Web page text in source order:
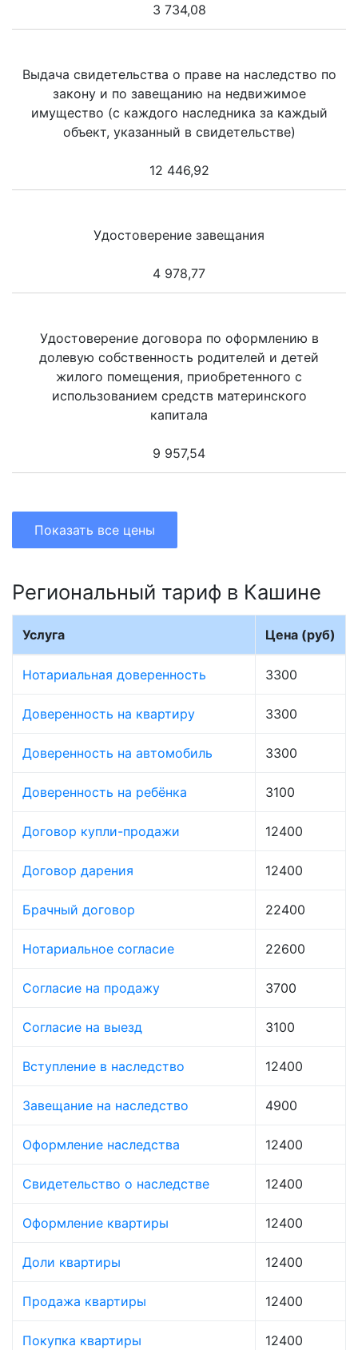
3 734,08
Выдача свидетельства о праве на наследство по
закону и по завещанию на недвижимое
имущество (с каждого наследника за каждый
объект, указанный в свидетельстве)
12 446,92
Удостоверение завещания
4 978,77
Удостоверение договора по оформлению в
долевую собственность родителей и детей
жилого помещения, приобретенного с
использованием средств материнского
капитала
9 957,54
Показать все цены
Региональный тариф в Кашине
Услуга Цена (руб)
Нотариальная доверенность 3300
Доверенность на квартиру 3300
Доверенность на автомобиль 3300
Доверенность на ребёнка 3100
Договор купли-продажи 12400
Договор дарения 12400
Брачный договор 22400
Нотариальное согласие 22600
Согласие на продажу 3700
Согласие на выезд 3100
Вступление в наследство 12400
Завещание на наследство 4900
Оформление наследства 12400
Свидетельство о наследстве 12400
Оформление квартиры 12400
Доли квартиры 12400
Продажа квартиры 12400
Покупка квартиры 12400